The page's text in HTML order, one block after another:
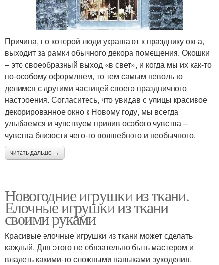
Причина, по которой люди украшают к празднику окна,
выходит за рамки обычного декора помещения. Окошки
– это своеобразный выход «в свет», и когда мы их как-то
по-особому оформляем, то тем самым невольно
делимся с другими частицей своего праздничного
настроения. Согласитесь, что увидав с улицы красивое
декорированное окно к Новому году, мы всегда
улыбаемся и чувствуем прилив особого чувства –
чувства близости чего-то волшебного и необычного.
читать дальше →
Новогодние игрушки из ткани.
Елочные игрушки из ткани
своими руками
Красивые елочные игрушки из ткани может сделать
каждый. Для этого не обязательно быть мастером и
владеть какими-то сложными навыками рукоделия.